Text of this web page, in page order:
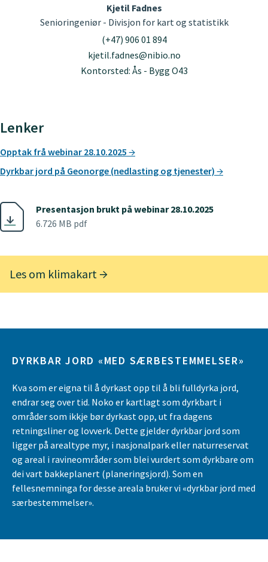
Kjetil Fadnes
Senioringeniør - Divisjon for kart og statistikk
(+47) 906 01 894
kjetil.fadnes@nibio.no
Kontorsted: Ås - Bygg O43
Lenker
Opptak frå webinar 28.10.2025
Dyrkbar jord på Geonorge (nedlasting og tjenester)
Presentasjon brukt på webinar 28.10.2025
6.726 MB pdf
Les om klimakart
DYRKBAR JORD «MED SÆRBESTEMMELSER»
Kva som er eigna til å dyrkast opp til å bli fulldyrka jord,
endrar seg over tid. Noko er kartlagt som dyrkbart i
områder som ikkje bør dyrkast opp, ut fra dagens
retningsliner og lovverk. Dette gjelder dyrkbar jord som
ligger på arealtype myr, i nasjonalpark eller naturreservat
og areal i ravineområder som blei vurdert som dyrkbare om
dei vart bakkeplanert (planeringsjord). Som en
fellesnemninga for desse areala bruker vi «dyrkbar jord med
særbestemmelser».